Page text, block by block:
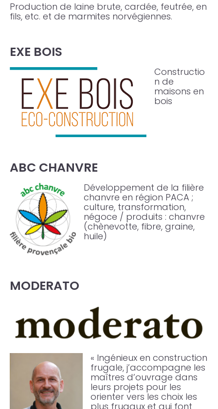
Production de laine brute, cardée, feutrée, en
fils, etc. et de marmites norvégiennes.
EXE BOIS
Constructio
n de
maisons en
bois
ABC CHANVRE
Développement de la filière
chanvre en région PACA ;
culture, transformation,
négoce / produits : chanvre
(chènevotte, fibre, graine,
huile)
MODERATO
« Ingénieux en construction
frugale, j’accompagne les
maîtres d’ouvrage dans
leurs projets pour les
orienter vers les choix les
plus frugaux et qui font